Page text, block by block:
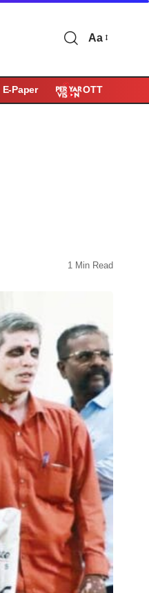
Aa
E-Paper OTT
1 Min Read